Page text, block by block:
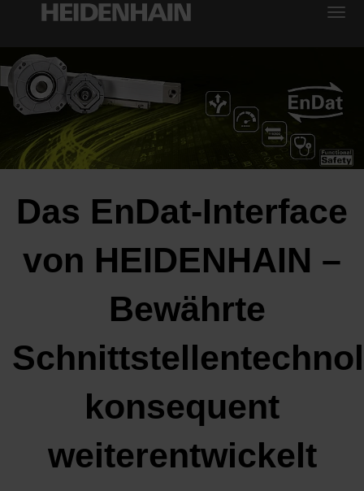
Das EnDat-Interface
von HEIDENHAIN –
Bewährte
konsequent
weiterentwickelt